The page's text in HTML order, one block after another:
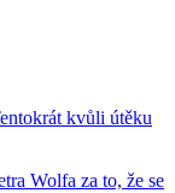
kvůli útěku
Wolfa za to, že se